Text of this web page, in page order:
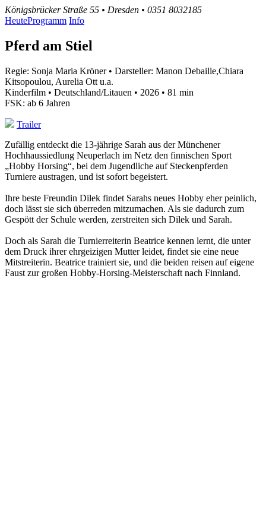
Königsbrücker Straße 55 • Dresden • 0351 8032185
HeuteProgramm Info
Pferd am Stiel
Regie: Sonja Maria Kröner • Darsteller: Manon Debaille,Chiara
Kitsopoulou, Aurelia Ott u.a.
Kinderfilm • Deutschland/Litauen • 2026 • 81 min
FSK: ab 6 Jahren
Trailer
Zufällig entdeckt die 13-jährige Sarah aus der Münchener
Hochhaussiedlung Neuperlach im Netz den finnischen Sport
„Hobby Horsing“, bei dem Jugendliche auf Steckenpferden
Turniere austragen, und ist sofort begeistert.
Ihre beste Freundin Dilek findet Sarahs neues Hobby eher peinlich,
doch lässt sie sich überreden mitzumachen. Als sie dadurch zum
Gespött der Schule werden, zerstreiten sich Dilek und Sarah.
Doch als Sarah die Turnierreiterin Beatrice kennen lernt, die unter
dem Druck ihrer ehrgeizigen Mutter leidet, findet sie eine neue
Mitstreiterin. Beatrice trainiert sie, und die beiden reisen auf eigene
Faust zur großen Hobby-Horsing-Meisterschaft nach Finnland.